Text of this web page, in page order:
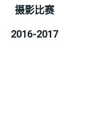
摄影比赛
2016-2017